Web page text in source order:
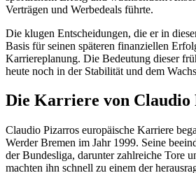
Verträgen und Werbedeals führte.
Die klugen Entscheidungen, die er in
Basis für seinen späteren finanziellen
Karriereplanung. Die Bedeutung dieser
heute noch in der Stabilität und dem
Die Karriere von Claudio
Claudio Pizarros europäische Karriere
Werder Bremen im Jahr 1999. Seine
der Bundesliga, darunter zahlreiche Tore
machten ihn schnell zu einem der